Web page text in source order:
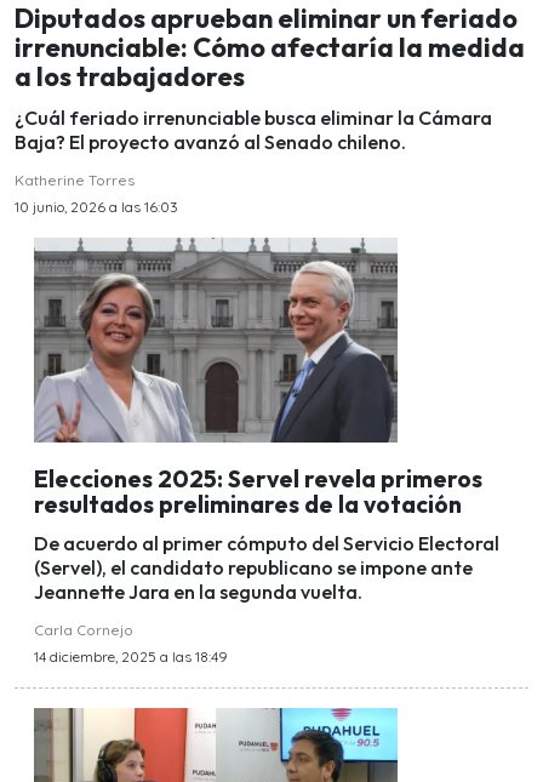
Diputados aprueban eliminar un feriado
irrenunciable: Cómo afectaría la medida
a los trabajadores
¿Cuál feriado irrenunciable busca eliminar la Cámara
Baja? El proyecto avanzó al Senado chileno.
Katherine Torres
10 junio, 2026 a las 16:03
Elecciones 2025: Servel revela primeros
resultados preliminares de la votación
De acuerdo al primer cómputo del Servicio Electoral
(Servel), el candidato republicano se impone ante
Jeannette Jara en la segunda vuelta.
Carla Cornejo
14 diciembre, 2025 a las 18:49